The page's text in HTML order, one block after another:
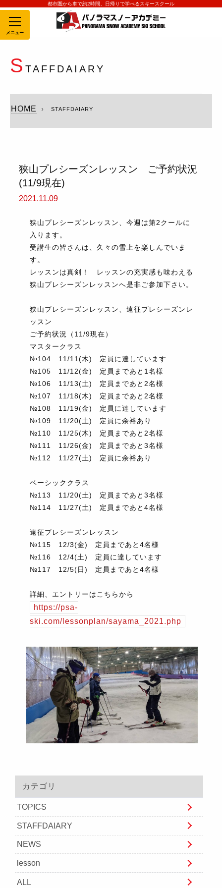
都市圏から車で約2時間、日帰りで学べるスキースクール
MENU
S TAFFDAIARY
HOME STAFFDAIARY
狭山プレシーズンレッスン ご予約状況
(11/9現在)
2021.11.09
狭山プレシーズンレッスン、今週は第2クールに
入ります。
受講生の皆さんは、久々の雪上を楽しんでいま
す。
レッスンは真剣！ レッスンの充実感も味わえる
狭山プレシーズンレッスンへ是非ご参加下さい。
狭山プレシーズンレッスン、遠征プレシーズンレ
ッスン
ご予約状況（11/9現在）
マスタークラス
№104 11/11(木) 定員に達しています
№105 11/12(金) 定員まであと1名様
№106 11/13(土) 定員まであと2名様
№107 11/18(木) 定員まであと2名様
№108 11/19(金) 定員に達しています
№109 11/20(土) 定員に余裕あり
№110 11/25(木) 定員まであと2名様
№111 11/26(金) 定員まであと3名様
№112 11/27(土) 定員に余裕あり
ベーシッククラス
№113 11/20(土) 定員まであと3名様
№114 11/27(土) 定員まであと4名様
遠征プレシーズンレッスン
№115 12/3(金) 定員まであと4名様
№116 12/4(土) 定員に達しています
№117 12/5(日) 定員まであと4名様
詳細、エントリーはこちらから
https://psa-
ski.com/lessonplan/sayama_2021.php
カテゴリ
TOPICS
STAFFDAIARY
NEWS
lesson
ALL